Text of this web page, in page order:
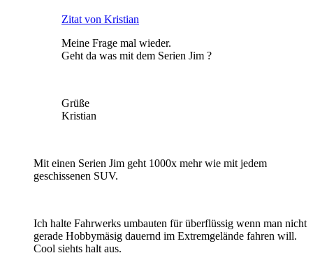
Zitat von Kristian
Meine Frage mal wieder.
Geht da was mit dem Serien Jim ?
Grüße
Kristian
Mit einen Serien Jim geht 1000x mehr wie mit jedem
geschissenen SUV.
Ich halte Fahrwerks umbauten für überflüssig wenn man nicht
gerade Hobbymäsig dauernd im Extremgelände fahren will.
Cool siehts halt aus.